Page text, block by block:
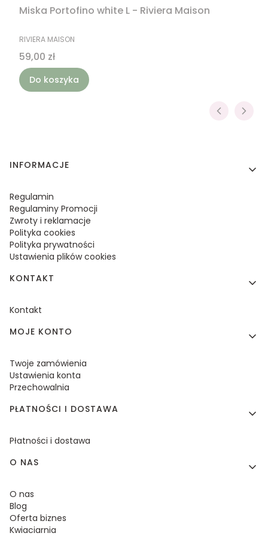
Miska Portofino white L - Riviera Maison
PRODUCENT
RIVIERA MAISON
Cena
59,00 zł
Do koszyka
Linki w stopce
INFORMACJE
Regulamin
Regulaminy Promocji
Zwroty i reklamacje
Polityka cookies
Polityka prywatności
Ustawienia plików cookies
KONTAKT
Kontakt
MOJE KONTO
Twoje zamówienia
Ustawienia konta
Przechowalnia
PŁATNOŚCI I DOSTAWA
Płatności i dostawa
O NAS
O nas
Blog
Oferta biznes
Kwiaciarnia